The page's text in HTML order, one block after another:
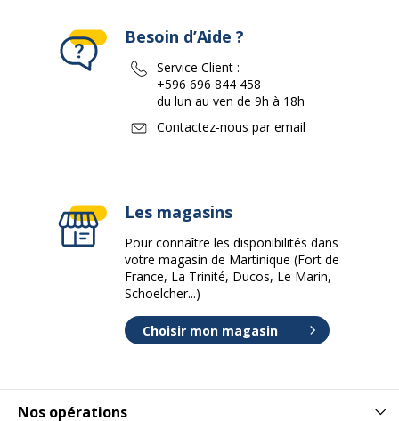
Nos opérations
Besoin d’Aide ?
Service Client :
+596 696 844 458
du lun au ven de 9h à 18h
Contactez-nous par email
Les magasins
Pour connaître les disponibilités dans
votre magasin de Martinique (Fort de
France, La Trinité, Ducos, Le Marin,
Schoelcher...)
Choisir mon magasin